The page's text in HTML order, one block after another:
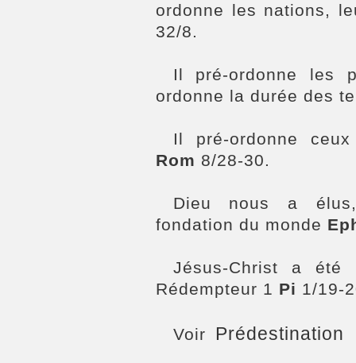
ordonne les nations,
32/8.
Il pré-ordonne les
ordonne la durée des
Il pré-ordonne
Rom 8/28-30.
Dieu nous a
fondation du monde
Jésus-Christ a été
Rédempteur 1 Pi 1/19-
Voir Prédestination